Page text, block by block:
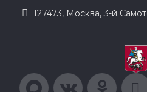
127473, Москва, 3-й